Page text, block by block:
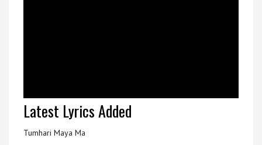
Latest Lyrics Added
Tumhari Maya Ma